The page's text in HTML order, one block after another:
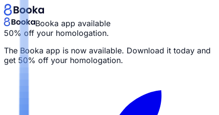
Booka app available
50% off your homologation.
The Booka app is now available. Download it today and
get 50% off your homologation.